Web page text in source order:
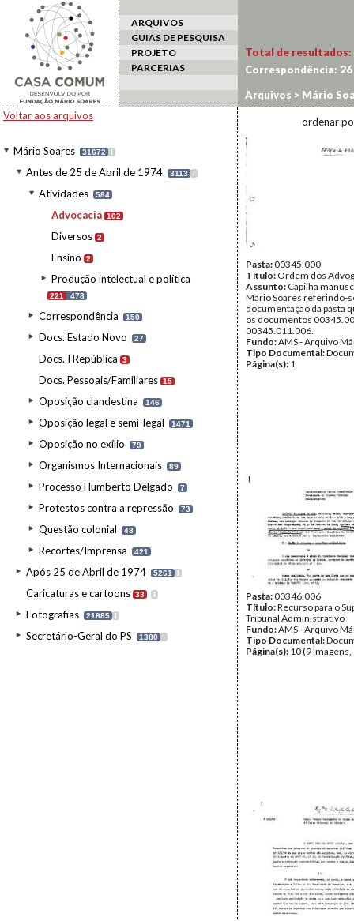
ARQUIVOS
GUIAS DE PESQUISA
PROJETO
PARCERIAS
Voltar aos arquivos
Mário Soares 31672 I
Antes de 25 de Abril de 1974 3113 I
Atividades 584
Advocacia 102
Diversos 2
Ensino 2
Produção intelectual e política
221 478
Correspondência 150
Docs. Estado Novo 27
Docs. I República 3
Docs. Pessoais/Familiares 15
Oposição clandestina 146
Oposição legal e semi-legal 1471
Oposição no exílio 79
Organismos Internacionais 89
Processo Humberto Delgado 7
Protestos contra a repressão 73
Questão colonial 48
Recortes/Imprensa 421
Após 25 de Abril de 1974 5261 I
Caricaturas e cartoons 33 I
Fotografias 21885 I
Secretário-Geral do PS 1380 I
Total de resultados:
Correspondência: 26
Arquivos > Mário
ordenar
Pasta:00345.000
Título: Ordem dos
Assunto: Capilha
Mário Soares referindo-
documentação da pasta
os documentos
00345.011.006.
Fundo:AMS - Arquivo
Tipo Documental:
Página(s): 1
Pasta:00346.006
Título:Recurso para o
Tribunal Administrativo
Fundo:AMS - Arquivo
Tipo Documental:
Página(s): 10 (9 Imagens,